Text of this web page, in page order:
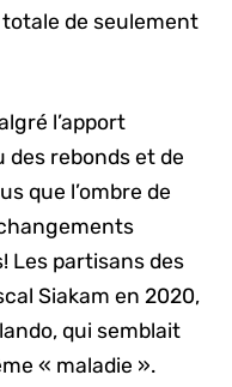
de seulement
l’apport
des rebonds et de
que l’ombre de
Les partisans des
Siakam en 2020,
qui semblait
« maladie ».